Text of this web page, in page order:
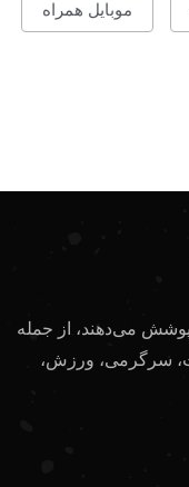
موبایل همراه
می‌دهند، از جمله
سرگرمی، ورزش،